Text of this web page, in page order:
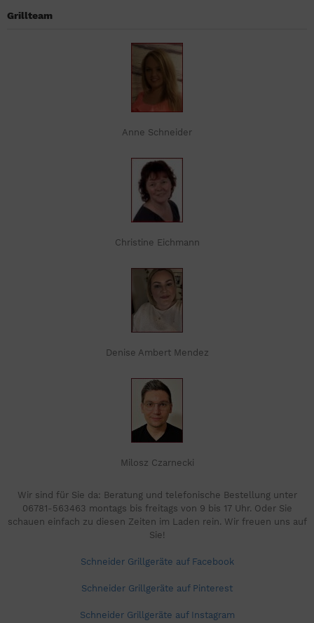
Grillteam
Anne Schneider
Christine Eichmann
Denise Ambert Mendez
Milosz Czarnecki
Wir sind für Sie da: Beratung und telefonische Bestellung unter
06781-563463 montags bis freitags von 9 bis 17 Uhr. Oder Sie
schauen einfach zu diesen Zeiten im Laden rein. Wir freuen uns auf
Sie!
Schneider Grillgeräte auf Facebook
Schneider Grillgeräte auf Pinterest
Schneider Grillgeräte auf Instagram